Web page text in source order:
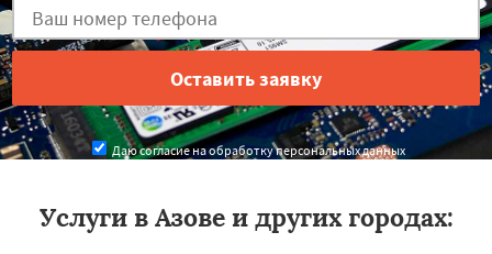
Даю согласие на обработку персональных данных
Услуги в Азове и других городах: